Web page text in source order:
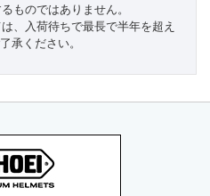
ものではありません。
、入荷待ちで最長で半年を超え
承ください。